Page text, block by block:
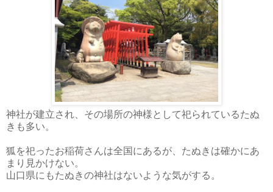
神社が建立され、その場所の神様として祀られているたぬ
きも多い。
狐を祀ったお稲荷さんは全国にあるが、たぬきは確かにあ
まり見かけない。
山口県にもたぬきの神社はないような気がする。